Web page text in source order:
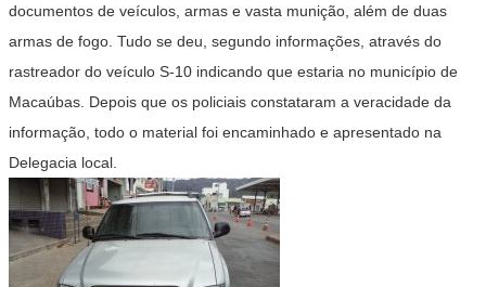
documentos de veículos, armas e vasta munição, além de duas
armas de fogo. Tudo se deu, segundo informações, através do
rastreador do veículo S-10 indicando que estaria no município de
Macaúbas. Depois que os policiais constataram a veracidade da
informação, todo o material foi encaminhado e apresentado na
Delegacia local.